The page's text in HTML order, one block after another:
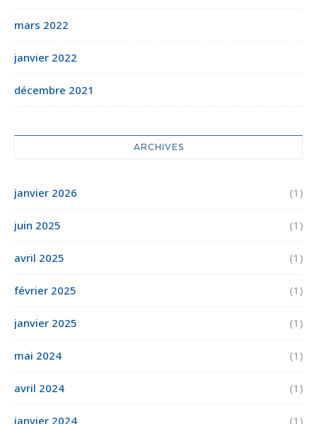
mars 2022
janvier 2022
décembre 2021
ARCHIVES
janvier 2026 (1)
juin 2025 (1)
avril 2025 (1)
février 2025 (1)
janvier 2025 (1)
mai 2024 (1)
avril 2024 (1)
janvier 2024 (1)